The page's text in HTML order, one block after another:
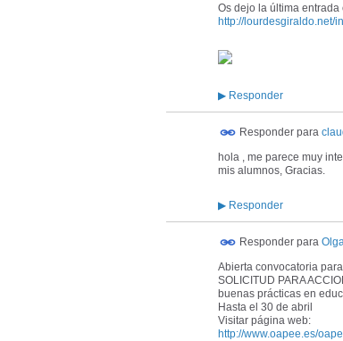
Os dejo la última
http://lourdesgiraldo.net/
▶ Responder
Responder para
hola , me parece muy
mis alumnos, Gracias.
▶ Responder
Responder para
Abierta convocatoria
SOLICITUD PARA
buenas prácticas en
Hasta el 30 de abril
Visitar página web:
http://www.oapee.es/